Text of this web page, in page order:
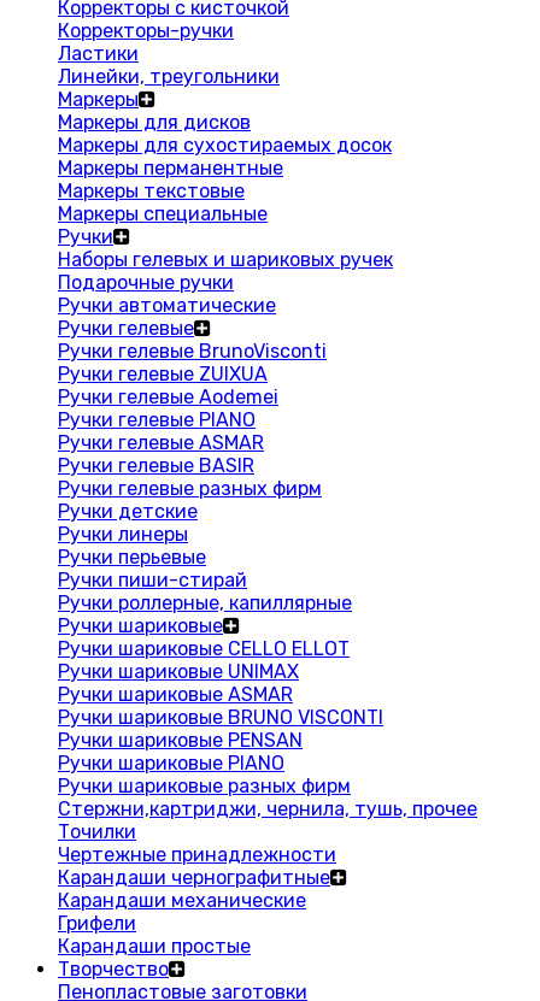
Корректоры с кисточкой
Корректоры-ручки
Ластики
Линейки, треугольники
Маркеры
Маркеры для дисков
Маркеры для сухостираемых досок
Маркеры перманентные
Маркеры текстовые
Маркеры специальные
Ручки
Наборы гелевых и шариковых ручек
Подарочные ручки
Ручки автоматические
Ручки гелевые
Ручки гелевые BrunoVisconti
Ручки гелевые ZUIXUA
Ручки гелевые Aodemei
Ручки гелевые PIANO
Ручки гелевые ASMAR
Ручки гелевые BASIR
Ручки гелевые разных фирм
Ручки детские
Ручки линеры
Ручки перьевые
Ручки пиши-стирай
Ручки роллерные, капиллярные
Ручки шариковые
Ручки шариковые CELLO ELLOT
Ручки шариковые UNIMAX
Ручки шариковые ASMAR
Ручки шариковые BRUNO VISCONTI
Ручки шариковые PENSAN
Ручки шариковые PIANO
Ручки шариковые разных фирм
Стержни,картриджи, чернила, тушь, прочее
Точилки
Чертежные принадлежности
Карандаши чернографитные
Карандаши механические
Грифели
Карандаши простые
Творчество
Пенопластовые заготовки